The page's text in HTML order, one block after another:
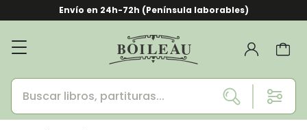
Envío en 24h-72h (Península laborables)